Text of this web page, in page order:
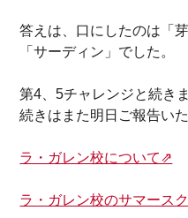
答えは、口にしたのは「
「サーディン」でした。
第4、5チャレンジと続き
続きはまた明日ご報告いた
ラ・ガレン校について⇗
ラ・ガレン校のサマース